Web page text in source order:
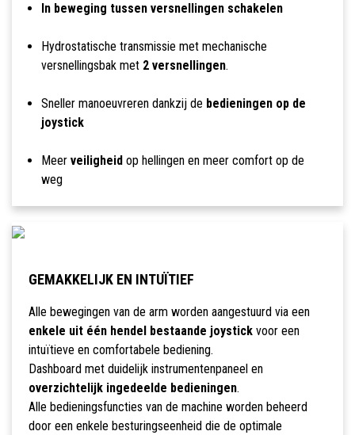
In beweging tussen versnellingen schakelen
Hydrostatische transmissie met mechanische
versnellingsbak met 2 versnellingen.
Sneller manoeuvreren dankzij de bedieningen op de
joystick
Meer veiligheid op hellingen en meer comfort op de
weg
GEMAKKELIJK EN INTUÏTIEF
Alle bewegingen van de arm worden aangestuurd via een
enkele uit één hendel bestaande joystickvoor een
intuïtieve en comfortabele bediening.
Dashboard met duidelijk instrumentenpaneel en
overzichtelijk ingedeelde bedieningen.
Alle bedieningsfuncties van de machine worden beheerd
door een enkele besturingseenheid die de optimale